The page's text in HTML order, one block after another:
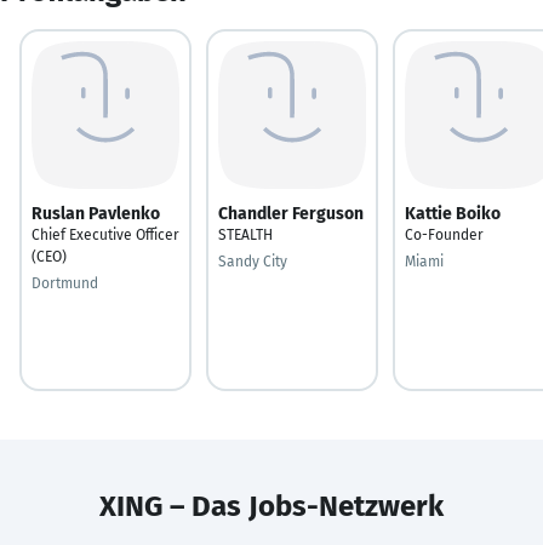
Ruslan Pavlenko
Chief Executive Officer
(CEO)
Dortmund
Chandler Ferguson
STEALTH
Sandy City
Kattie Boiko
Co-Founder
Miami
XING – Das Jobs-Netzwerk